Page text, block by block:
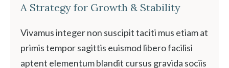
A Strategy for Growth & Stability
Vivamus integer non suscipit taciti mus etiam at
primis tempor sagittis euismod libero facilisi
aptent elementum blandit cursus gravida sociis